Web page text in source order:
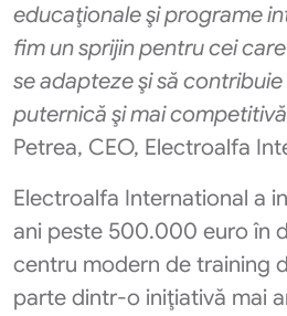
educaţionale şi programe
fim un sprijin pentru cei
se adapteze şi să
puternică şi mai
Petrea, CEO, Electroalfa
Electroalfa International a
ani peste 500.000 euro în
centru modern de training
parte dintr-o iniţiativă mai